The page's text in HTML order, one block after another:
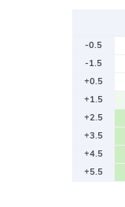
-0.5
-1.5
+0.5
+1.5
+2.5
+3.5
+4.5
+5.5